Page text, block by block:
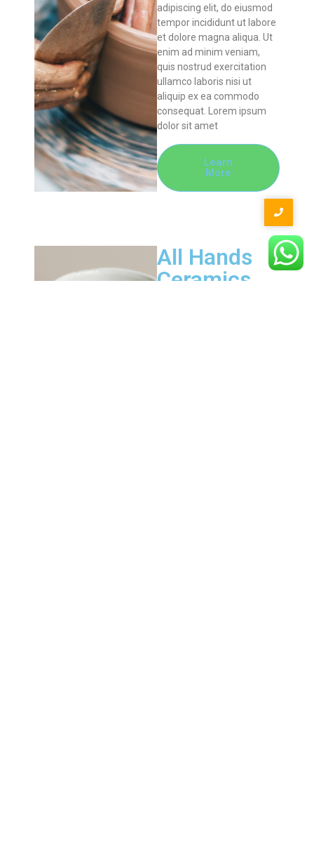
adipiscing elit, do eiusmod
tempor incididunt ut labore
et dolore magna aliqua. Ut
enim ad minim veniam,
quis nostrud exercitation
ullamco laboris nisi ut
aliquip ex ea commodo
consequat. Lorem ipsum
dolor sit amet
Learn
More
All Hands
Ceramics